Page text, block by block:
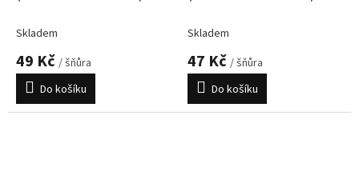
Skladem
49 Kč / šňůra
Do košíku
Skladem
47 Kč / šňůra
Do košíku